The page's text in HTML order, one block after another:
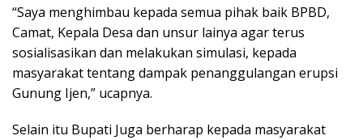
“Saya menghimbau kepada semua pihak baik BPBD,
Camat, Kepala Desa dan unsur lainya agar terus
sosialisasikan dan melakukan simulasi, kepada
masyarakat tentang dampak penanggulangan erupsi
Gunung Ijen,” ucapnya.
Selain itu Bupati Juga berharap kepada masyarakat